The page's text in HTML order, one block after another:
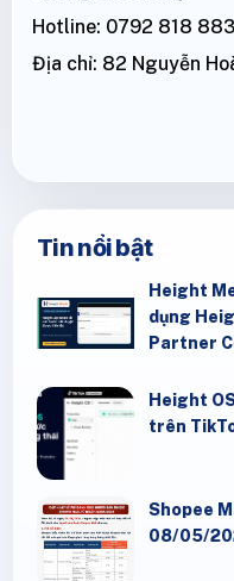
Hotline: 0792 818 883
Địa chỉ: 82 Nguyễn
Tin nổi bật
Height
dụng
Partner
Height
trên
Shopee
08/05/